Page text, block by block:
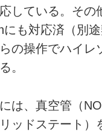
している。その
も対応済（別途
の操作でハイレ
。
は、真空管（
ッドステート）